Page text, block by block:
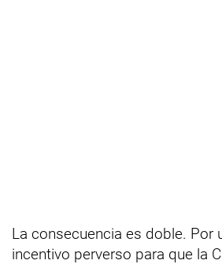
La consecuencia es doble. Por
incentivo perverso para que la